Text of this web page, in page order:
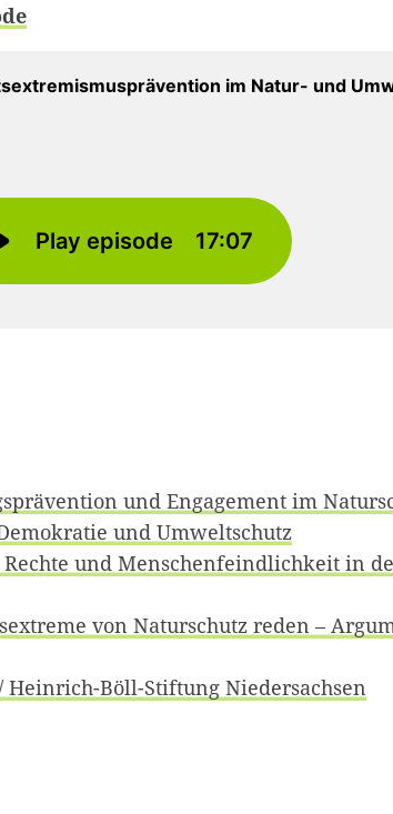
und Engagement im
und Umweltschutz
und Menschenfeindlichkeit in
von Naturschutz reden –
Böll-Stiftung Niedersachsen